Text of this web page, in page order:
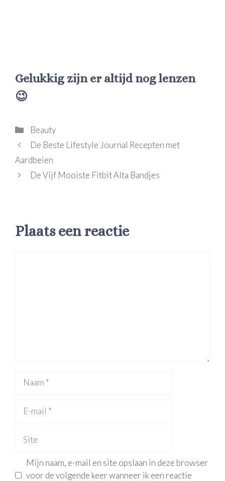
Gelukkig zijn er altijd nog lenzen
😉
Categorieën
Beauty
De Beste Lifestyle Journal Recepten met
Aardbeien
De Vijf Mooiste Fitbit Alta Bandjes
Plaats een reactie
mail
Mijn naam, e-mail en site opslaan in deze browser
voor de volgende keer wanneer ik een reactie